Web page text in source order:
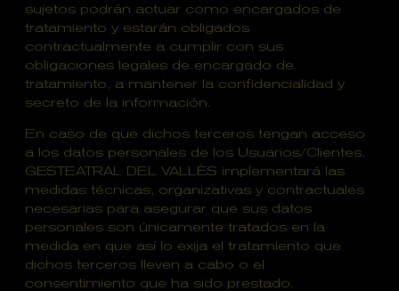
sujetos podrán actuar como encargados de
tratamiento y estarán obligados
contractualmente a cumplir con sus
obligaciones legales de encargado de
tratamiento, a mantener la confidencialidad y
secreto de la información.
En caso de que dichos terceros tengan acceso
a los datos personales de los Usuarios/Clientes,
GESTEATRAL DEL VALLÈS implementará las
medidas técnicas, organizativas y contractuales
necesarias para asegurar que sus datos
personales son únicamente tratados en la
medida en que así lo exija el tratamiento que
dichos terceros lleven a cabo o el
consentimiento que ha sido prestado.